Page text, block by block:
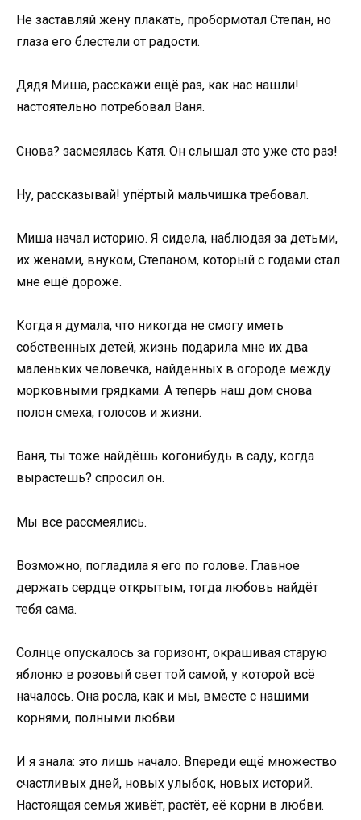
Не заставляй жену плакать, пробормотал Степан, но
глаза его блестели от радости.
Дядя Миша, расскажи ещё раз, как нас нашли!
настоятельно потребовал Ваня.
Снова? засмеялась Катя. Он слышал это уже сто раз!
Ну, рассказывай! упёртый мальчишка требовал.
Миша начал историю. Я сидела, наблюдая за детьми,
их женами, внуком, Степаном, который с годами стал
мне ещё дороже.
Когда я думала, что никогда не смогу иметь
собственных детей, жизнь подарила мне их два
маленьких человечка, найденных в огороде между
морковными грядками. А теперь наш дом снова
полон смеха, голосов и жизни.
Ваня, ты тоже найдёшь когонибудь в саду, когда
вырастешь? спросил он.
Мы все рассмеялись.
Возможно, погладила я его по голове. Главное
держать сердце открытым, тогда любовь найдёт
тебя сама.
Солнце опускалось за горизонт, окрашивая старую
яблоню в розовый свет той самой, у которой всё
началось. Она росла, как и мы, вместе с нашими
корнями, полными любви.
И я знала: это лишь начало. Впереди ещё множество
счастливых дней, новых улыбок, новых историй.
Настоящая семья живёт, растёт, её корни в любви.